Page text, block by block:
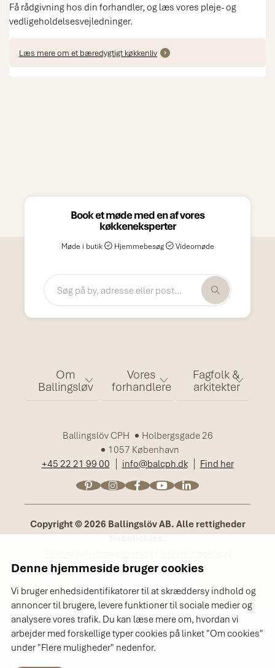
Denne hjemmeside bruger cookies
Vi bruger enhedsidentifikatorer til at skræddersy indhold og
annoncer til brugere, levere funktioner til sociale medier og
analysere vores trafik. Du kan læse mere om, hvordan vi
arbejder med forskellige typer cookies på linket "Om cookies"
under "Flere muligheder" nedenfor.
Få rådgivning hos din forhandler, og læs vores pleje- og
vedligeholdelsesvejledninger.
Læs mere om et bæredygtigt køkkenliv
Book et møde med en af vores
køkkeneksperter
Møde i butik Hjemmebesøg Videomøde
Om
Ballingsløv
Vores
forhandlere
Fagfolk &
arkitekter
Ballingslöv CPH
Holbergsgade 26
1057 København
+45 22 21 99 00
info@balcph.dk Find her
Copyright © 2026 Ballingslöv AB. Alle rettigheder
forbeholdes.
Användning av cookies
Ballingslöv Danmark